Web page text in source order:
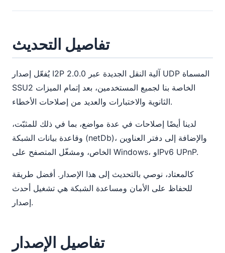
تفاصيل التحديث
يُفعّل إصدار I2P 2.0.0 آلية النقل الجديدة عبر UDP المسماة
SSU2 الخاصة بنا لجميع المستخدمين، بعد إتمام الميزات
الثانوية والاختبارات والعديد من إصلاحات الأخطاء.
لدينا أيضًا إصلاحات في عدة مواضع، بما في ذلك للمثبّت،
وقاعدة بيانات الشبكة (netDb)، والإضافة إلى دفتر العناوين
الخاص، ومشغّل المتصفح على Windows، وIPv6 UPnP.
كالمعتاد، نوصي بالتحديث إلى هذا الإصدار. أفضل طريقة
للحفاظ على الأمان ومساعدة الشبكة هي تشغيل أحدث
إصدار.
تفاصيل الإصدار